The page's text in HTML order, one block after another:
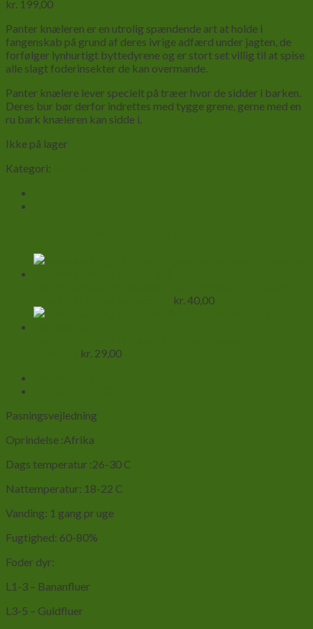
kr. 199,00
Panter knæleren er en utrolig spændende art at holde i
fangenskab på grund af deres ivrige adfærd under jagten, de
forfølger lynhurtigt byttedyrene og er stort set villig til at spise
alle slagt foderinsekter de kan overmande.
Panter knælere lever specielt på træer hvor de sidder i barken.
Deres bur bør derfor indrettes med tygge grene, gerne med en
ru bark knæleren kan sidde i.
Ikke på lager
Kategori:
kr. 40,00
kr. 29,00
Pasningsvejledning
Oprindelse :Afrika
Dags temperatur :26-30 C
Nattemperatur: 18-22 C
Vanding: 1 gang pr uge
Fugtighed: 60-80%
Foder dyr:
L1-3 – Bananfluer
L3-5 – Guldfluer